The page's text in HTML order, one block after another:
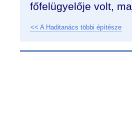
főfelügyelője volt,
<< A Haditanács többi építésze